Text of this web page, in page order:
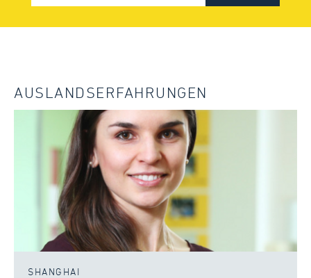
AUSLANDSERFAHRUNGEN
SHANGHAI